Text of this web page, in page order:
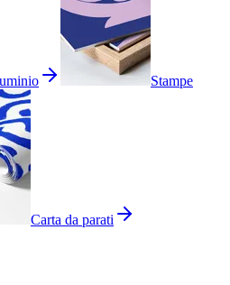
Stampe
Carta da parati